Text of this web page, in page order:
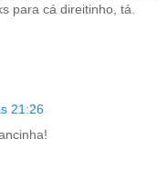
para cá direitinho, tá.
21:26